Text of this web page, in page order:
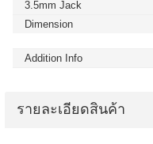
3.5mm Jack
Dimension
Addition Info
รายละเอียดสินค้า